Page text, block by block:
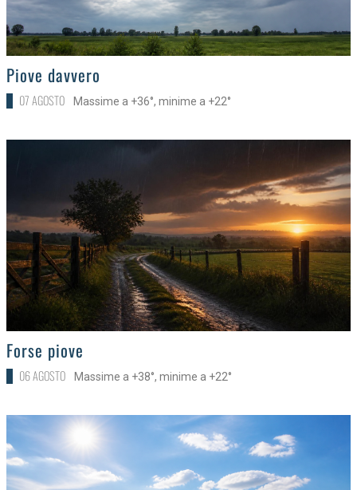
>
Piove davvero
07 AGOSTO Massime a +36°, minime a +22°
>
Forse piove
06 AGOSTO Massime a +38°, minime a +22°